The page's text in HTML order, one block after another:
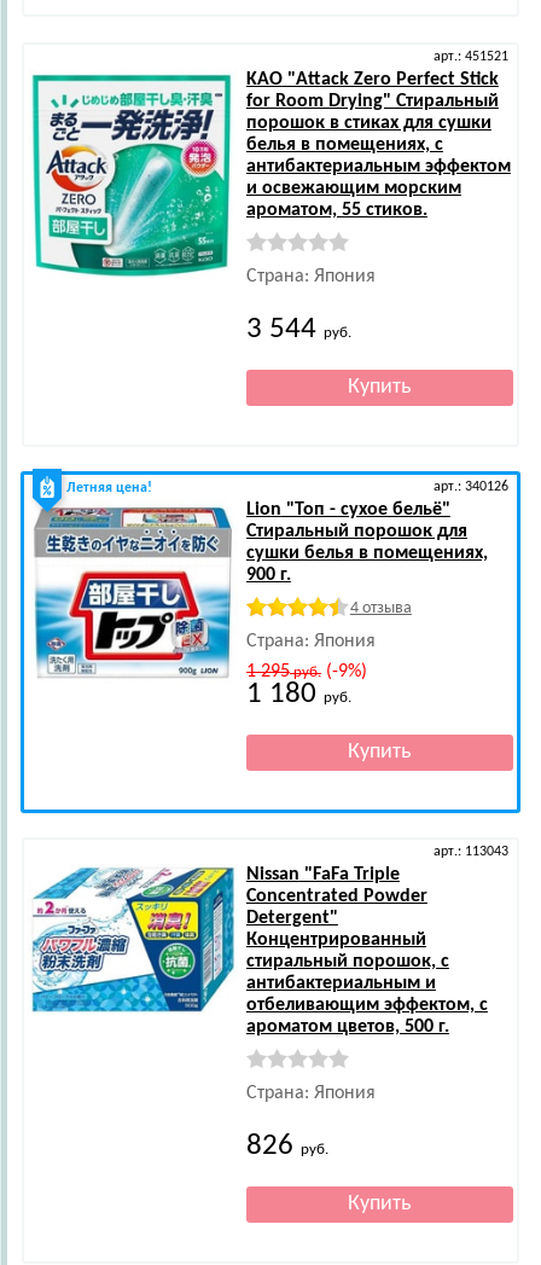
арт.: 451521
KAO"Attack Zero Perfect Stick
for Room Drying" Стиральный
порошок в стиках для сушки
белья в помещениях, с
антибактериальным эффектом
и освежающим морским
ароматом, 55 стиков.
Страна: Япония
3 544 руб.
Летняя цена! арт.: 340126
Lion "Топ - сухое бельё"
Стиральный порошок для
сушки белья в помещениях,
900 г.
4 отзыва
Страна: Япония
1 295руб.(-9%)
1 180 руб.
арт.: 113043
Nissan "FaFa Triple
Concentrated Powder
Detergent"
Концентрированный
стиральный порошок, с
антибактериальным и
отбеливающим эффектом, с
ароматом цветов, 500 г.
Страна: Япония
826 руб.